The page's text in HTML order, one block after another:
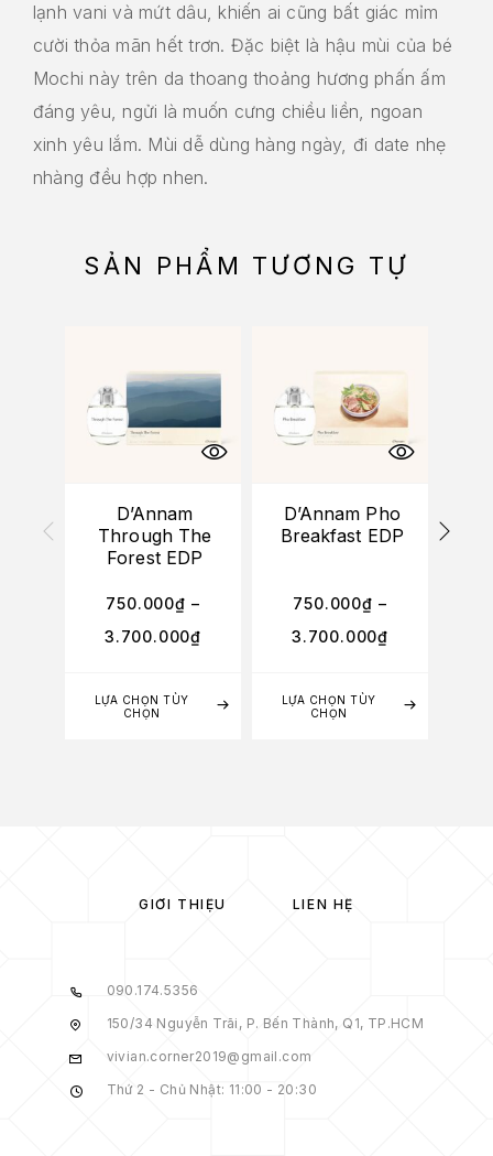
lạnh vani và mứt dâu, khiến ai cũng bất giác mỉm
cười thỏa mãn hết trơn. Đặc biệt là hậu mùi của bé
Mochi này trên da thoang thoảng hương phấn ấm
đáng yêu, ngửi là muốn cưng chiều liền, ngoan
xinh yêu lắm. Mùi dễ dùng hàng ngày, đi date nhẹ
nhàng đều hợp nhen.
SẢN PHẨM TƯƠNG TỰ
LỰA CHỌN TÙY
CHỌN
D’Annam
Through The
Forest EDP
750.000₫ –
3.700.000₫
LỰA CHỌN TÙY
CHỌN
D’Annam Pho
Breakfast EDP
750.000₫ –
3.700.000₫
GIỚI THIỆU LIÊN HỆ
090.174.5356
150/34 Nguyễn Trãi, P. Bến Thành, Q1, TP.HCM
vivian.corner2019@gmail.com
Thứ 2 - Chủ Nhật: 11:00 - 20:30